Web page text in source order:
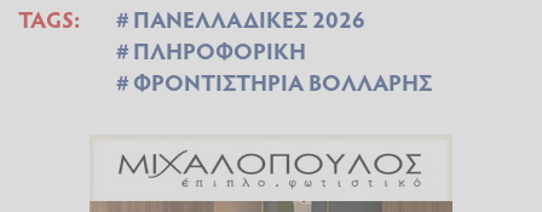
TAGS:
ΠΑΝΕΛΛΑΔΙΚΕΣ 2026
ΠΛΗΡΟΦΟΡΙΚΗ
ΦΡΟΝΤΙΣΤΗΡΙΑ ΒΟΛΛΑΡΗΣ